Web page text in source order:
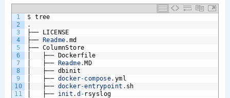
1
2
3
4
5
6
7
8
9
10
11
$ tree
.
├── LICENSE
├── Readme. md
├── ColumnStore
├── Dockerfile
├── Readme.MD
├── dbinit
├── docker-compose. yml
├── docker-entrypoint . sh
├── init . d - rsyslog